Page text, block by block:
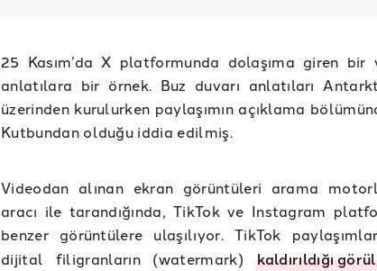
25 Kasım’da X platformunda dolaşıma giren
anlatılara bir örnek. Buz duvarı anlatıları
üzerinden kurulurken paylaşımın açıklama
Kutbundan olduğu iddia edilmiş.
Videodan alınan ekran görüntüleri arama
aracı ile tarandığında, TikTok ve Instagram
benzer görüntülere ulaşılıyor. TikTok
dijital filigranların (watermark)kaldırıldığı